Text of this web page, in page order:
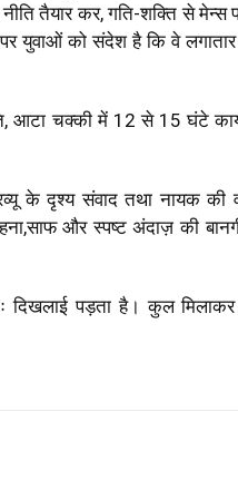
तैयार कर, गति-शक्ति से मेन्स
युवाओं को संदेश है कि वे
आटा चक्की में 12 से 15 घंटे
के दृश्य संवाद तथा नायक की
और स्पष्ट अंदाज़ की
पड़ता है। कुल मिलाकर